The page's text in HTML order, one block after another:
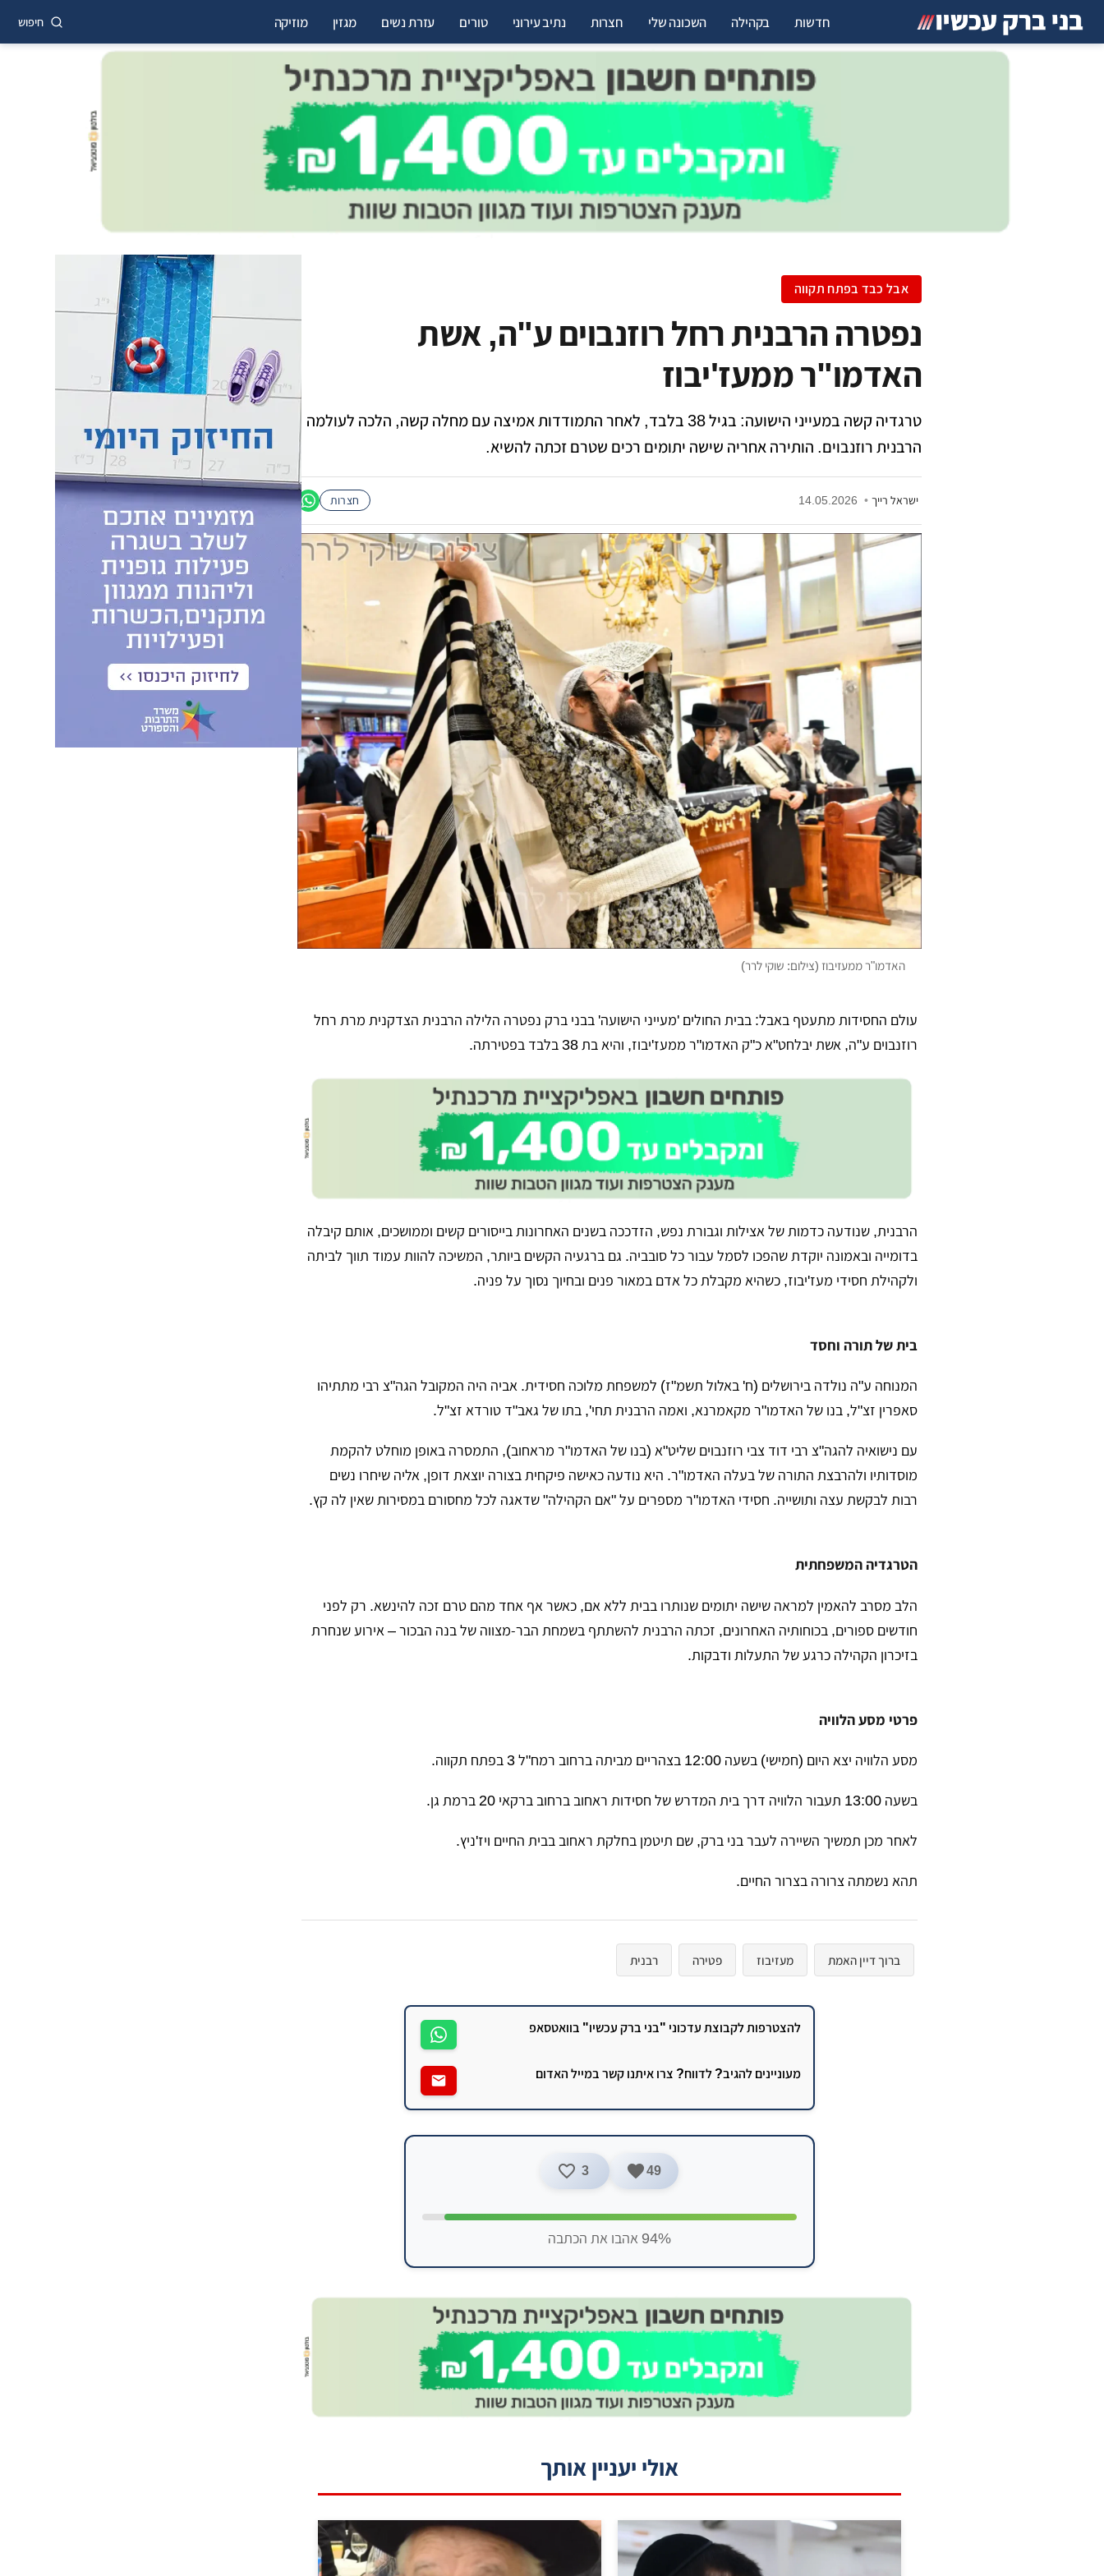
חדשות בקהילה השכונה שלי חצרות נתיב עירוני טורים עזרת נשים מגזין מוזיקה חיפוש
אבל כבד בפתח תקווה
נפטרה הרבנית רחל רוזנבוים ע"ה, אשת
האדמו"ר ממעז'יבוז
​טרגדיה קשה במעייני הישועה: בגיל 38 בלבד, לאחר התמודדות אמיצה עם מחלה קשה, הלכה לעולמה
הרבנית רוזנבוים. הותירה אחריה שישה יתומים רכים שטרם זכתה להשיא.
ישראל רייך •
14.05.2026 חצרות
האדמו"ר ממעזיבוז (צילום: שוקי לרר)
עולם החסידות מתעטף באבל: בבית החולים 'מעייני הישועה' בבני ברק נפטרה הלילה הרבנית הצדקנית מרת רחל
רוזנבוים ע"ה, אשת יבלחט"א כ"ק האדמו"ר ממעז'יבוז, והיא בת 38 בלבד בפטירתה.
​הרבנית, שנודעה כדמות של אצילות וגבורת נפש, הזדככה בשנים האחרונות בייסורים קשים וממושכים, אותם קיבלה
בדומייה ובאמונה יוקדת שהפכו לסמל עבור כל סובביה. גם ברגעיה הקשים ביותר, המשיכה להוות עמוד תווך לביתה
ולקהילת חסידי מעז'יבוז, כשהיא מקבלת כל אדם במאור פנים ובחיוך נסוך על פניה.
בית של תורה וחסד
​המנוחה ע"ה נולדה בירושלים (ח' באלול תשמ"ז) למשפחת מלוכה חסידית. אביה היה המקובל הגה"צ רבי מתתיהו
סאפרין זצ"ל, בנו של האדמו"ר מקאמרנא, ואמה הרבנית תחי', בתו של גאב"ד טורדא זצ"ל.
​עם נישואיה להגה"צ רבי דוד צבי רוזנבוים שליט"א (בנו של האדמו"ר מראחוב), התמסרה באופן מוחלט להקמת
מוסדותיו ולהרבצת התורה של בעלה האדמו"ר. היא נודעה כאישה פיקחית בצורה יוצאת דופן, אליה שיחרו נשים
רבות לבקשת עצה ותושייה. חסידי האדמו"ר מספרים על "אם הקהילה" שדאגה לכל מחסורם במסירות שאין לה קץ.
הטרגדיה המשפחתית
​הלב מסרב להאמין למראה שישה יתומים שנותרו בבית ללא אם, כאשר אף אחד מהם טרם זכה להינשא. רק לפני
חודשים ספורים, בכוחותיה האחרונים, זכתה הרבנית להשתתף בשמחת הבר-מצווה של בנה הבכור – אירוע שנחרת
בזיכרון הקהילה כרגע של התעלות ודבקות.
פרטי מסע הלוויה
​מסע הלוויה יצא היום (חמישי) בשעה 12:00 בצהריים מביתה ברחוב רמח"ל 3 בפתח תקווה.
​בשעה 13:00 תעבור הלוויה דרך בית המדרש של חסידות ראחוב ברחוב ברקאי 20 ברמת גן.
​לאחר מכן תמשיך השיירה לעבר בני ברק, שם תיטמן בחלקת ראחוב בבית החיים ויז'ניץ.
​תהא נשמתה צרורה בצרור החיים.
ברוך דיין האמת מעזיבוז פטירה רבנית
להצטרפות לקבוצת עדכוני "בני ברק עכשיו" בוואטסאפ
מעוניינים להגיב? לדווח? צרו איתנו קשר במייל האדום
49
3
94% אהבו את הכתבה
אולי יעניין אותך